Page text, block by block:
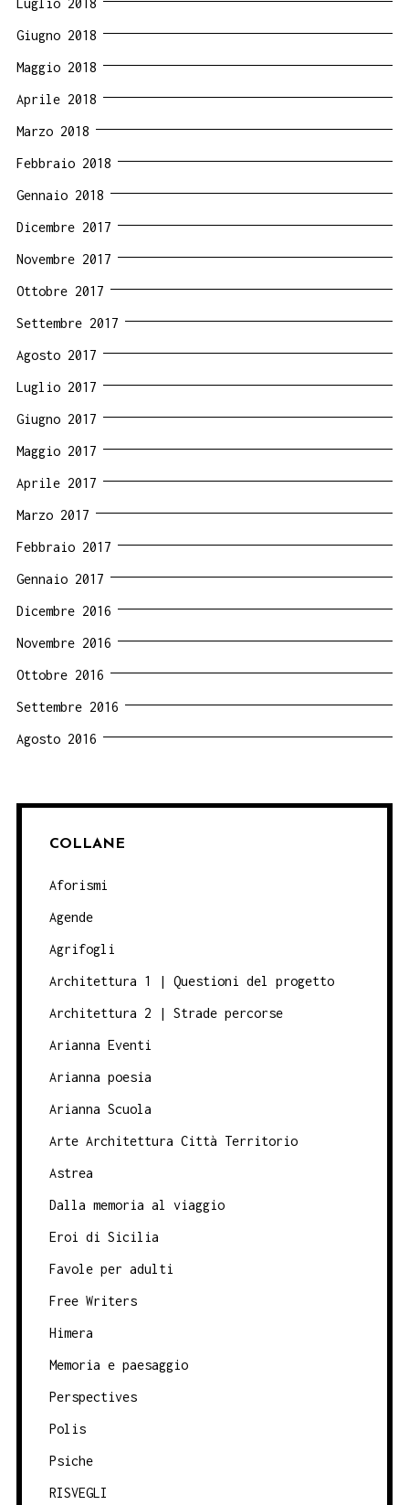
Giugno 2018
Maggio 2018
Aprile 2018
Marzo 2018
Febbraio 2018
Gennaio 2018
Dicembre 2017
Novembre 2017
Ottobre 2017
Settembre 2017
Agosto 2017
Luglio 2017
Giugno 2017
Maggio 2017
Aprile 2017
Marzo 2017
Febbraio 2017
Gennaio 2017
Dicembre 2016
Novembre 2016
Ottobre 2016
Settembre 2016
Agosto 2016
COLLANE
Aforismi
Agende
Agrifogli
Architettura 1 | Questioni del progetto
Architettura 2 | Strade percorse
Arianna Eventi
Arianna poesia
Arianna Scuola
Arte Architettura Città Territorio
Astrea
Dalla memoria al viaggio
Eroi di Sicilia
Favole per adulti
Free Writers
Himera
Memoria e paesaggio
Perspectives
Polis
Psiche
RISVEGLI